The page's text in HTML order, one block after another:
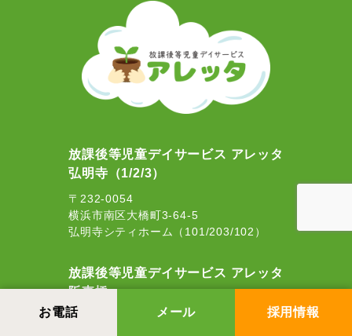
お電話 メール 採用情報
放課後等児童デイサービス アレッタ
弘明寺（1/2/3）
〒232-0054
横浜市南区大橋町3-64-5
弘明寺シティホーム（101/203/102）
放課後等児童デイサービス アレッタ
阪東橋
〒232-0012